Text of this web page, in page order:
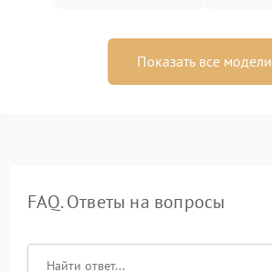
Показать все модели
FAQ. Ответы на вопросы